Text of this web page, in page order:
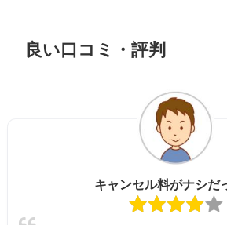
良い口コミ・評判
キャンセル料がナシだ